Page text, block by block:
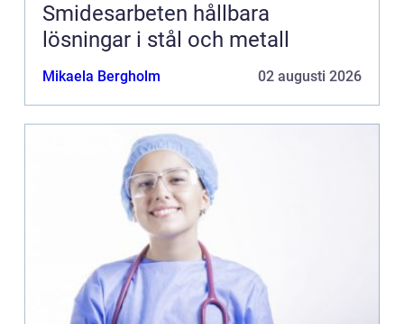
Smidesarbeten hållbara
lösningar i stål och metall
Mikaela Bergholm 02 augusti 2026